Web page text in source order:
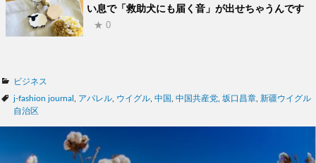
い息で「救助犬にも届く音」が出せちゃうんです
★ 0
カ
テ
ゴ
ビジネス
タ
グ
j-fashion journal アパレル ウイグル 中国 中国共産党 坂口昌章 新疆ウイグル
自治区